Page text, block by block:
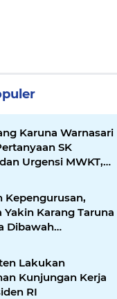
Karuna Warnasari
SK
Urgensi MWKT,
Berduka
Kepengurusan,
Yakin Karang Taruna
Dibawah
Bung Entus
Lakukan
Kunjungan Kerja
RI